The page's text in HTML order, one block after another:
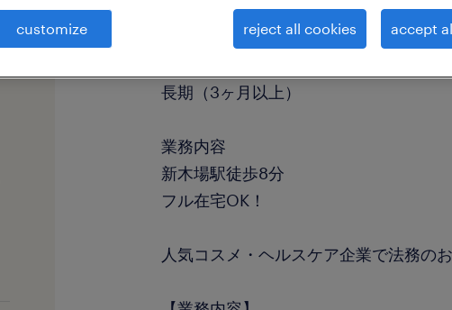
法務・特許事務
長期（3ヶ月以上）
業務内容
新木場駅徒歩8分
フル在宅OK！
人気コスメ・ヘルスケア企業で法務のお
customize reject all cookies accept